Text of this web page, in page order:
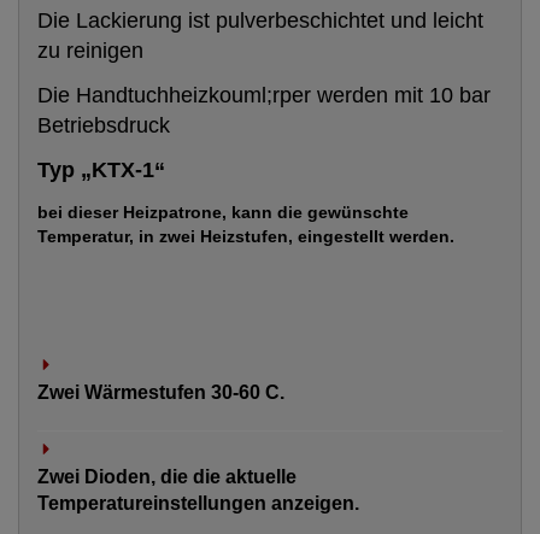
Die Lackierung ist pulverbeschichtet und leicht
zu reinigen
Die Handtuchheizkouml;rper werden mit 10 bar
Betriebsdruck
Typ „KTX-1“
bei dieser Heizpatrone, kann die gewünschte
Temperatur, in zwei Heizstufen, eingestellt werden.
Zwei Wärmestufen 30-60 C.
Zwei Dioden, die die aktuelle
Temperatureinstellungen anzeigen.